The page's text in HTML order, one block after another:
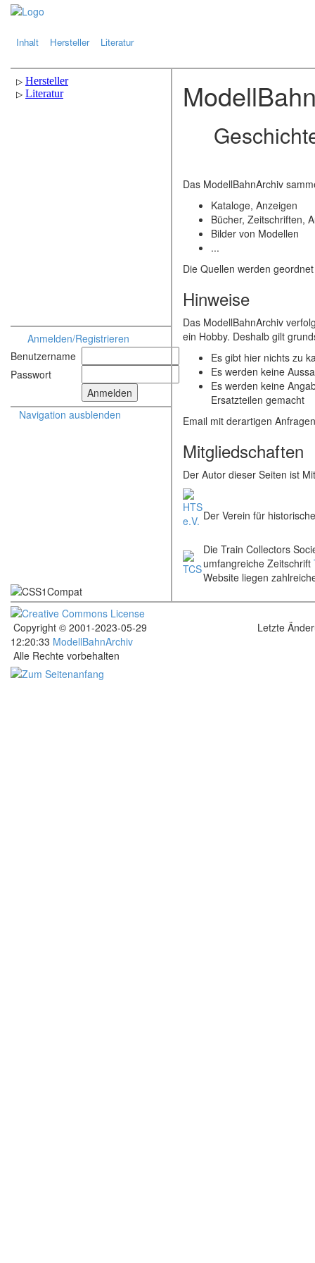
Inhalt Hersteller Literatur
Anmelden/Registrieren
Benutzername
Passwort
Navigation ausblenden
Das ModellBahnArchiv
Kataloge, Anzeigen
Bücher, Zeitschriften,
Bilder von Modellen
...
Die Quellen werden
Hinweise
Das ModellBahnArchiv
ein Hobby. Deshalb gilt
Es gibt hier nichts zu
Es werden keine
Es werden keine
Ersatzteilen gemacht
Email mit derartigen
Mitgliedschaften
Der Autor dieser Seiten ist
Der Verein für
Die Train Collectors
umfangreiche Zeitschrift
Website liegen
Copyright © 2001-2023-05-29
12:20:33 ModellBahnArchiv
Letzte
Alle Rechte vorbehalten